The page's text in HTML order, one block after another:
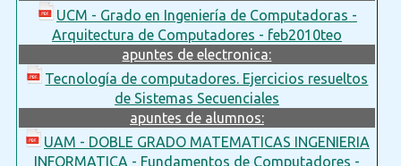
UCM - Grado en Ingeniería de Computadoras -
Arquitectura de Computadores - feb2010teo
apuntes de electronica:
Tecnología de computadores. Ejercicios resueltos
de Sistemas Secuenciales
apuntes de alumnos:
UAM - DOBLE GRADO MATEMATICAS INGENIERIA
INFORMATICA - Fundamentos de Computadores -